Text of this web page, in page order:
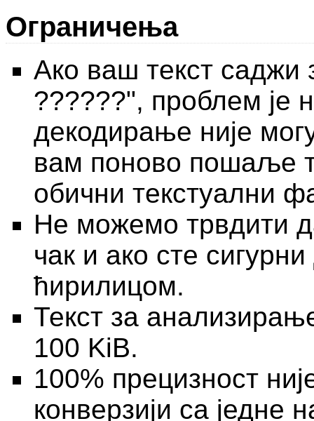
Ограничења
Ако ваш текст саджи
??????", проблем је
декодирање није
вам поново пошаље
обични текстуални
Не можемо трвдити
чак и ако сте
ћирилицом.
Текст за
100 KiB.
100% прецизност
конверзији са једне